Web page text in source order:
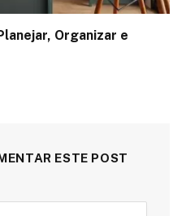
Organizar e
ESTE POST